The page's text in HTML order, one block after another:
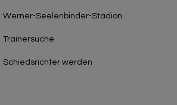
Werner-Seelenbinder-Stadion
Trainersuche
Schiedsrichter werden